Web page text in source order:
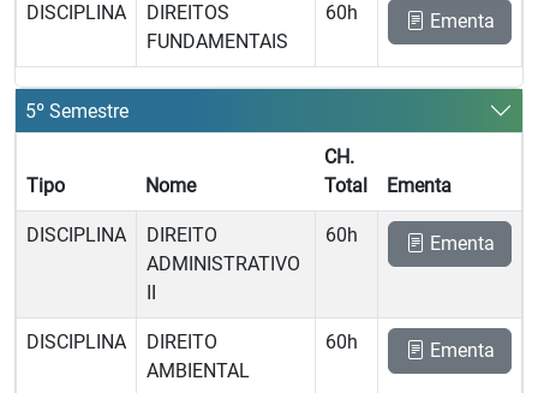
DISCIPLINA
DIREITOS
FUNDAMENTAIS
60h Ementa
5º Semestre
Tipo Nome
CH.
Total
Ementa
DISCIPLINA
DIREITO
ADMINISTRATIVO
II
60h Ementa
DISCIPLINA
DIREITO
AMBIENTAL
60h Ementa